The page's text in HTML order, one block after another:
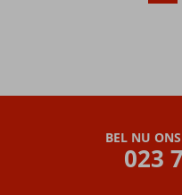
All
Accommodatie met een
BEL NU
023